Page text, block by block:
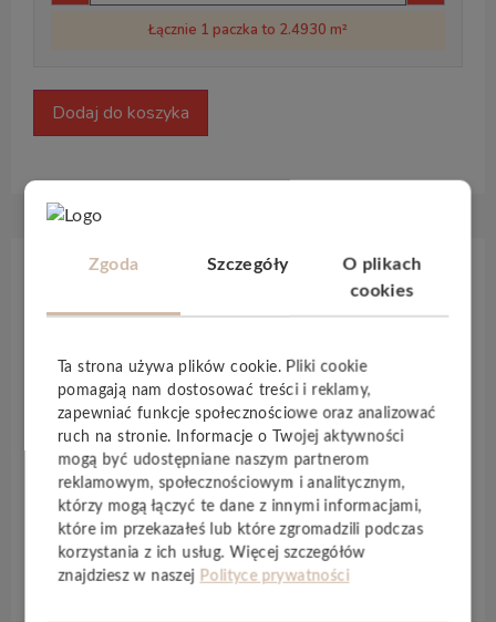
Łącznie 1 paczka to 2.4930 m²
Dodaj do koszyka
Specyfikacja techniczna
Classic 1050
to
bezkompromisowa jakość, klasycznydesign i
uniwersalnezastosowanie podłóg laminowanych.
Linia Classic 1050została stworzona z myślą o
klientach, którzy mająwysokie wymagania
wzornictwa i jakości.
Zgoda Szczegóły
O plikach
cookies
Ta strona używa plików cookie. Pliki cookie
pomagają nam dostosować treści i reklamy,
zapewniać funkcje społecznościowe oraz analizować
ruch na stronie. Informacje o Twojej aktywności
mogą być udostępniane naszym partnerom
reklamowym, społecznościowym i analitycznym,
którzy mogą łączyć te dane z innymi informacjami,
które im przekazałeś lub które zgromadzili podczas
korzystania z ich usług. Więcej szczegółów
znajdziesz w naszej Polityce prywatności